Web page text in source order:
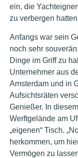
ein, die
zu verbergen
Anfangs war sein
noch sehr
Dinge im Griff zu
Unternehmer aus
Amsterdam und in
Aufsichtsräten
Genießer. In
Werftgelände am
„eigenen“ Tisch.
herkommen, um
Vermögen zu